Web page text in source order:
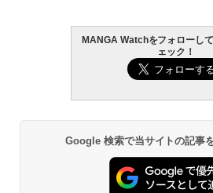
MANGA Watchをフォローし
ェック！
Google 検索で当サイトの記事